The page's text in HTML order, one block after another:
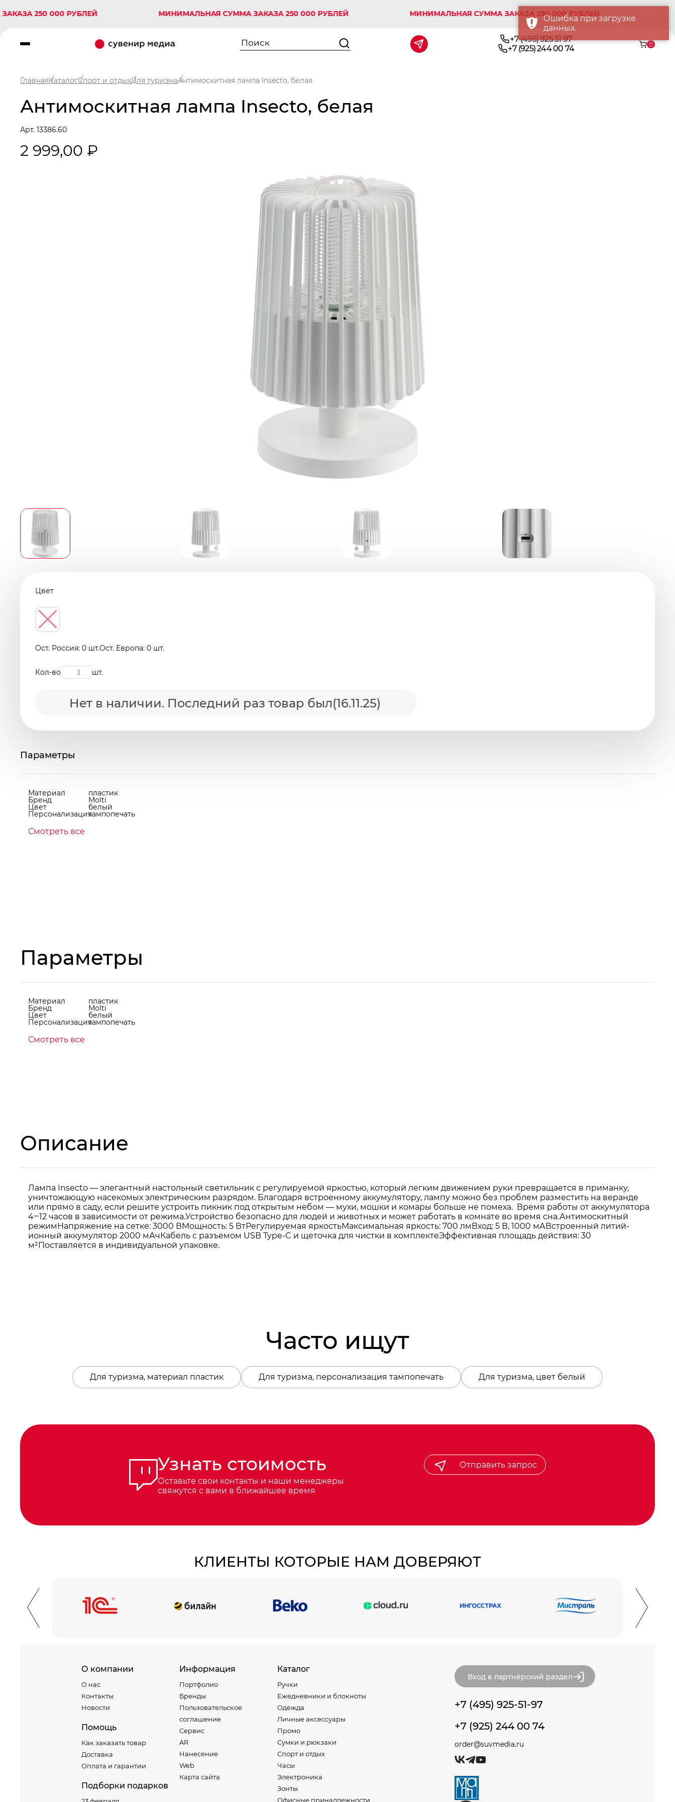
250 000 РУБЛЕЙ МИНИМАЛЬНАЯ СУММА ЗАКАЗА 250 000 РУБЛЕЙ МИНИМАЛЬНАЯ СУММА ЗАКАЗА 250 000 РУБЛЕЙ
+7 (495) 925 51 97
+7 (925) 244 00 74
0
ГлавнаяКаталогСпорт и отдыхДля туризмаАнтимоскитная лампа Insecto, белая
Антимоскитная лампа Insecto, белая
Арт. 13386.60
2 999,00 ₽
Цвет
Ост. Россия: 0 шт.Ост. Европа: 0 шт.
Кол-во шт.
Нет в наличии. Последний раз товар был(16.11.25)
Параметры
Материал пластик
Бренд Molti
Цвет белый
Персонализациятампопечать
Смотреть все
Параметры
Материал пластик
Бренд Molti
Цвет белый
Персонализациятампопечать
Смотреть все
Описание
Лампа Insecto — элегантный настольный светильник с регулируемой яркостью, который легким движением руки превращается в приманку,
уничтожающую насекомых электрическим разрядом. Благодаря встроенному аккумулятору, лампу можно без проблем разместить на веранде
или прямо в саду, если решите устроить пикник под открытым небом — мухи, мошки и комары больше не помеха. Время работы от аккумулятора
4‒12 часов в зависимости от режима.Устройство безопасно для людей и животных и может работать в комнате во время сна.Антимоскитный
режимНапряжение на сетке: 3000 ВМощность: 5 ВтРегулируемая яркостьМаксимальная яркость: 700 лмВход: 5 В, 1000 мАВстроенный литий-
ионный аккумулятор 2000 мАчКабель с разъемом USB Type-C и щеточка для чистки в комплектеЭффективная площадь действия: 30
м²Поставляется в индивидуальной упаковке.
Часто ищут
Для туризма, материал пластик Для туризма, персонализация тампопечать Для туризма, цвет белый
Узнать стоимость
Оставьте свои контакты и наши менеджеры
свяжутся с вами в ближайшее время
Отправить запрос
КЛИЕНТЫ КОТОРЫЕ НАМ ДОВЕРЯЮТ
О компании
О нас
Контакты
Новости
Помощь
Как заказать товар
Доставка
Оплата и гарантии
Подборки подарков
Информация
Портфолио
Бренды
Пользовательское
соглашение
Сервис
AR
Нанесение
Web
Карта сайта
Каталог
Ручки
Ежедневники и блокноты
Одежда
Личные аксессуары
Промо
Сумки и рюкзаки
Спорт и отдых
Часы
Электроника
Зонты
Офисные принадлежности
Вход в партнёрский раздел
+7 (495) 925-51-97
+7 (925) 244 00 74
order@suvmedia.ru
Ошибка при загрузке
данных.